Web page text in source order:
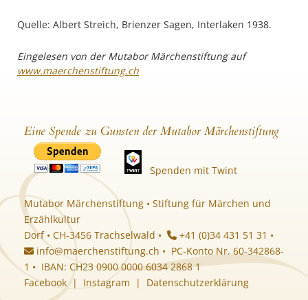
Quelle: Albert Streich, Brienzer Sagen, Interlaken 1938.
Eingelesen von der Mutabor Märchenstiftung auf
www.maerchenstiftung.ch
Eine Spende zu Gunsten der Mutabor Märchenstiftung
Spenden mit Twint
Mutabor Märchenstiftung • Stiftung für Märchen und
Erzählkultur
Dorf • CH-3456 Trachselwald •
+41 (0)34 431 51 31 •
info@maerchenstiftung.ch • PC-Konto Nr. 60-342868-
1 • IBAN: CH23 0900 0000 6034 2868 1
Facebook| Instagram | Datenschutzerklärung